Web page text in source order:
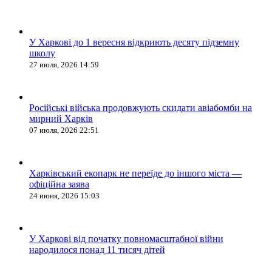
У Харкові до 1 вересня відкриють десяту підземну
школу
27 июля, 2026 14:59
Російські війська продовжують скидати авіабомби на
мирний Харків
07 июля, 2026 22:51
Харківський екопарк не переїде до іншого міста —
офіційна заява
24 июня, 2026 15:03
У Харкові від початку повномасштабної війни
народилося понад 11 тисяч дітей